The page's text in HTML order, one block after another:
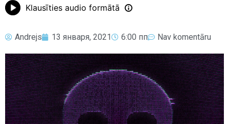
Klausīties audio formātā
Andrejs 13 января, 2021 6:00 пп Nav komentāru